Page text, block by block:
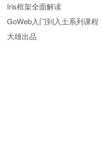
Iris框架全面解读
GoWeb入门到入土系列课程
大雄出品